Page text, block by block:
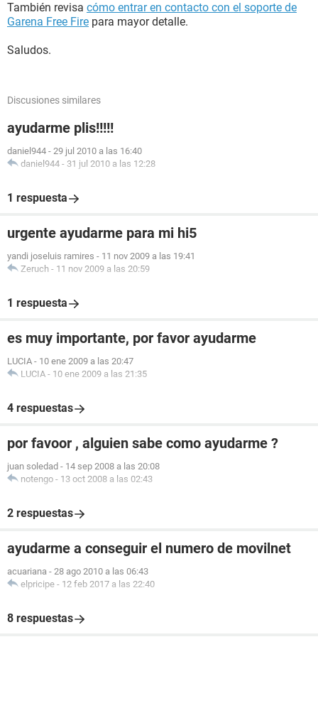
También revisa cómo entrar en contacto con el soporte de
Garena Free Fire para mayor detalle.
Saludos.
Discusiones similares
ayudarme plis!!!!!
daniel944 - 29 jul 2010 a las 16:40
daniel944 - 31 jul 2010 a las 12:28
1 respuesta
urgente ayudarme para mi hi5
yandi joseluis ramires - 11 nov 2009 a las 19:41
Zeruch - 11 nov 2009 a las 20:59
1 respuesta
es muy importante, por favor ayudarme
LUCIA - 10 ene 2009 a las 20:47
LUCIA - 10 ene 2009 a las 21:35
4 respuestas
por favoor , alguien sabe como ayudarme ?
juan soledad - 14 sep 2008 a las 20:08
notengo - 13 oct 2008 a las 02:43
2 respuestas
ayudarme a conseguir el numero de movilnet
acuariana - 28 ago 2010 a las 06:43
elpricipe - 12 feb 2017 a las 22:40
8 respuestas